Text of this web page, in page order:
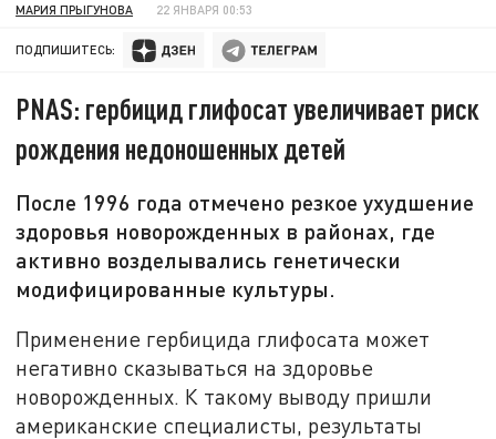
МАРИЯ ПРЫГУНОВА 22 ЯНВАРЯ 00:53
ПОДПИШИТЕСЬ:
PNAS: гербицид глифосат увеличивает риск
рождения недоношенных детей
После 1996 года отмечено резкое ухудшение
здоровья новорожденных в районах, где
активно возделывались генетически
модифицированные культуры.
Применение гербицида глифосата может
негативно сказываться на здоровье
новорожденных. К такому выводу пришли
американские специалисты, результаты